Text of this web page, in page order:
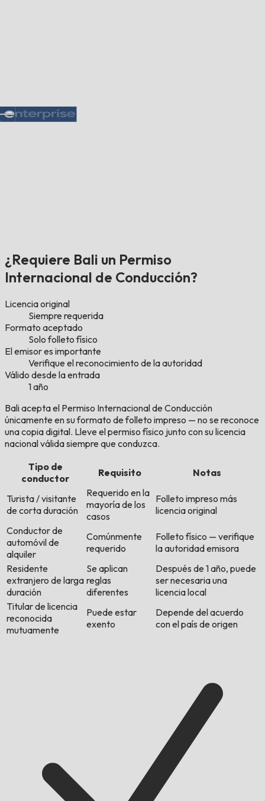
¿Requiere Bali un Permiso
Internacional de Conducción?
Licencia original
Siempre requerida
Formato aceptado
Solo folleto físico
El emisor es importante
Verifique el reconocimiento de la autoridad
Válido desde la entrada
1 año
Bali acepta el Permiso Internacional de Conducción
únicamente en su formato de folleto impreso — no se reconoce
una copia digital. Lleve el permiso físico junto con su licencia
nacional válida siempre que conduzca.
Tipo de
conductor
Requisito Notas
Turista / visitante
de corta duración
Requerido en la
mayoría de los
casos
Folleto impreso más
licencia original
Conductor de
automóvil de
alquiler
Comúnmente
requerido
Folleto físico — verifique
la autoridad emisora
Residente
extranjero de larga
duración
Se aplican
reglas
diferentes
Después de 1 año, puede
ser necesaria una
licencia local
Titular de licencia
reconocida
mutuamente
Puede estar
exento
Depende del acuerdo
con el país de origen